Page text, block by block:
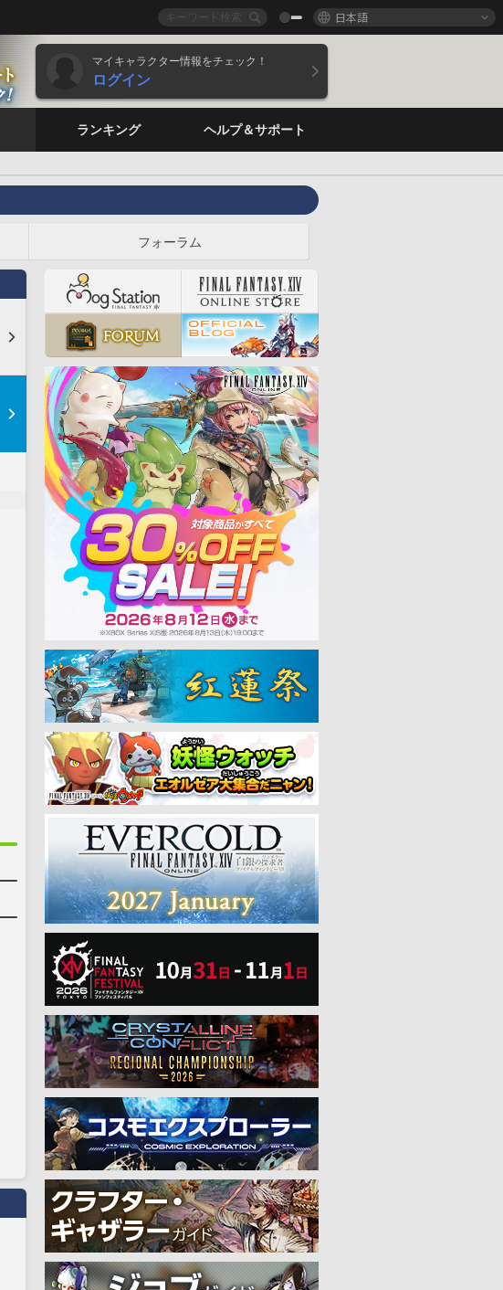
日本語
マイキャラクター情報をチェック！
ログイン
ランキング ヘルプ＆サポート
フォーラム